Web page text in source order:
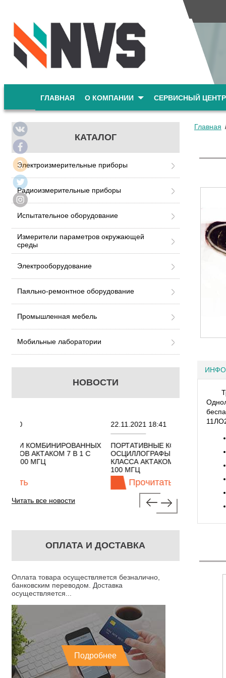
ГЛАВНАЯ О КОМПАНИИ СЕРВИСНЫЙ ЦЕНТР
КАТАЛОГ
Электроизмерительные приборы
Радиоизмерительные приборы
Испытательное оборудование
Измерители параметров окружающей
среды
Электрооборудование
Паяльно-ремонтное оборудование
Промышленная мебель
Мобильные лаборатории
НОВОСТИ
ПОРТАТИВНЫЕ КОМБИНИРОВАННЫЕ
ОСЦИЛЛОГРАФЫ ЭКОНОМНОГО
КЛАССА АКТАКОМ "3 В 1" С ПОЛОСОЙ
02.08.2021
Читать все новости
ОПЛАТА И ДОСТАВКА
Оплата товара осуществляется безналично,
банковским переводом. Доставка
осуществляется...
Подробнее
Главная